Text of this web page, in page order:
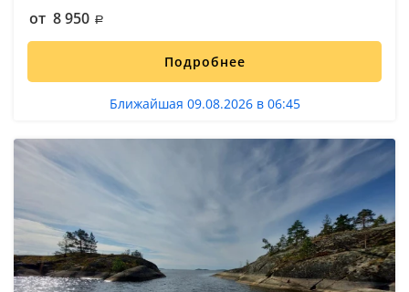
от 8 950
Подробнее
Ближайшая 09.08.2026 в 06:45